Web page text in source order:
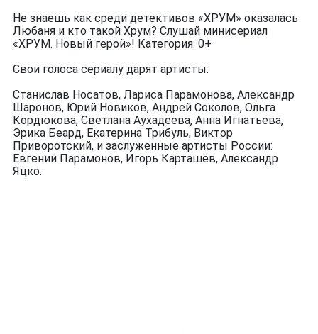
Не знаешь как среди детективов «ХРУМ» оказалась
Любаня и кто такой Хрум? Слушай минисериал
«ХРУМ. Новый герой»! Категория: 0+
Свои голоса сериалу дарят артисты:
Станислав Носатов, Лариса Парамонова, Александр
Шаронов, Юрий Новиков, Андрей Соколов, Ольга
Кордюкова, Светлана Аухадеева, Анна Игнатьева,
Эрика Беард, Екатерина Трибуль, Виктор
Приворотский, и заслуженные артисты России:
Евгений Парамонов, Игорь Карташёв, Александр
Яцко.